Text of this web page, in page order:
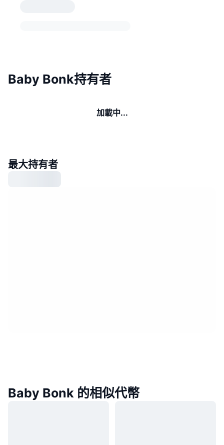
Baby Bonk持有者
加載中...
最大持有者
Baby Bonk 的相似代幣